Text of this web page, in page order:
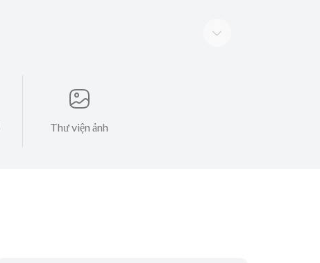
Thư viện ảnh